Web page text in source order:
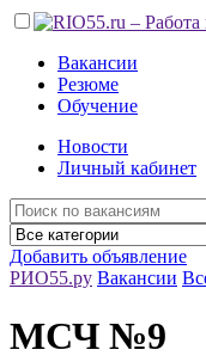
Вакансии
Резюме
Обучение
Новости
Личный кабинет
Добавить объявление
РИО55.ру Вакансии
МСЧ №9